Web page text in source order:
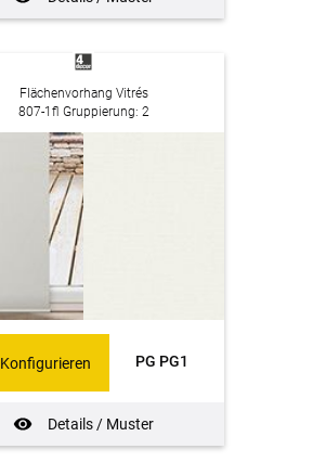
Flächenvorhang Vitrés
807-1fl Gruppierung: 2
PG PG1
Details / Muster
Konfigurieren